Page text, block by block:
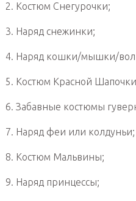
2. Костюм Снегурочки;
3. Наряд снежинки;
4. Наряд кошки/мышки/
5. Костюм Красной
6. Забавные костюмы
7. Наряд феи или колдуньи;
8. Костюм Мальвины;
9. Наряд принцессы;